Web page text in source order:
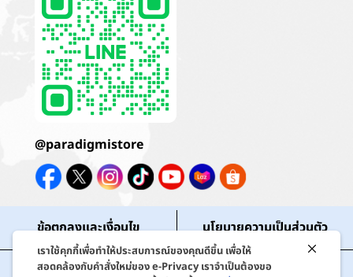
@paradigmistore
ข้อตกลงและเงื่อนไข นโยบายความเป็นส่วนตัว
สถานะคำสั่งซื้อ สิทธิประโยชน์สมาชิก
เราใช้คุกกี้เพื่อทำให้ประสบการณ์ของคุณดีขึ้น เพื่อให้
สอดคล้องกับคำสั่งใหม่ของ e-Privacy เราจำเป็นต้องขอ